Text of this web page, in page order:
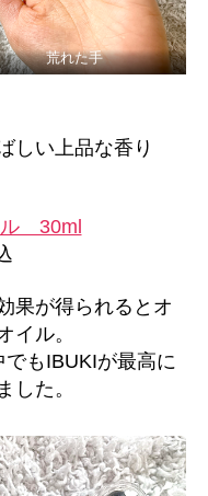
荒れた手
しい上品な香り
30ml
果が得られるとオ
イル。
もIBUKIが最高に
した。